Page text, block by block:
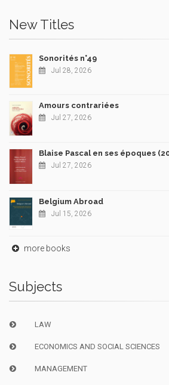
New Titles
Sonorités n°49
Jul 28, 2026
Amours contrariées
Jul 27, 2026
Blaise Pascal en ses époques
Jul 27, 2026
Belgium Abroad
Jul 15, 2026
more books
Subjects
LAW
ECONOMICS AND SOCIAL SCIENCES
MANAGEMENT